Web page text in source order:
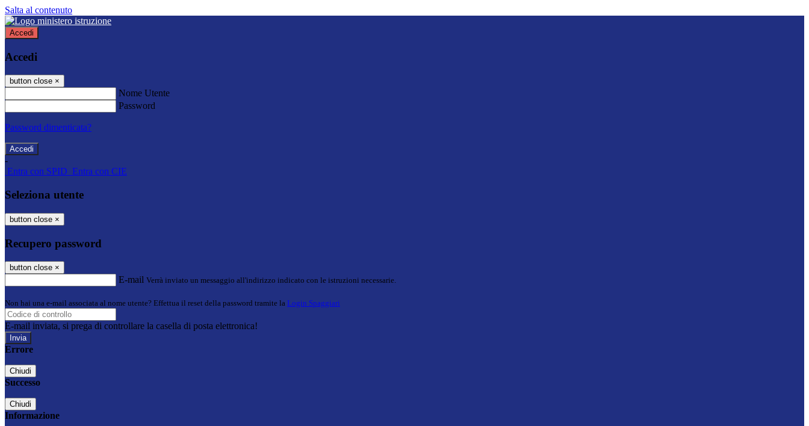
Salta al contenuto
Accedi
Accedi
button close ×
Nome Utente
Password
Password dimenticata?
-
Entra con SPID Entra con CIE
Seleziona utente
button close ×
Recupero password
button close ×
E-mail Verrà inviato un messaggio all'indirizzo indicato con le istruzioni necessarie.
Non hai una e-mail associata al nome utente? Effettua il reset della password tramite la Login Spaggiari
E-mail inviata, si prega di controllare la casella di posta elettronica!
Errore
Chiudi
Successo
Chiudi
Informazione